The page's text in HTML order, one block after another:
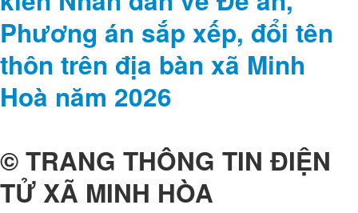
KẾ HOẠCH Tổ chức lấy ý
kiến Nhân dân về Đề án,
Phương án sắp xếp, đổi tên
thôn trên địa bàn xã Minh
Hoà năm 2026